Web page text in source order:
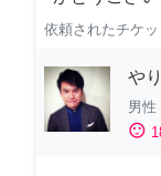
依頼されたチケッ
や
男性
sentiment_satisfied